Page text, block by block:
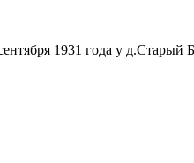
1931 года у